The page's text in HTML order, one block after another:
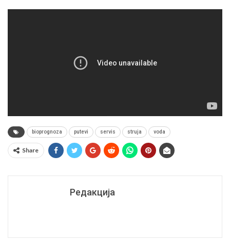
bioprognoza putevi servis struja voda
Share
Редакција